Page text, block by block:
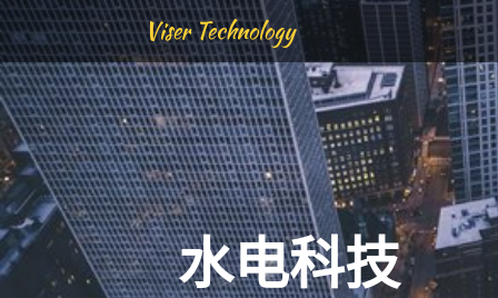
Viser Technology
水电科技